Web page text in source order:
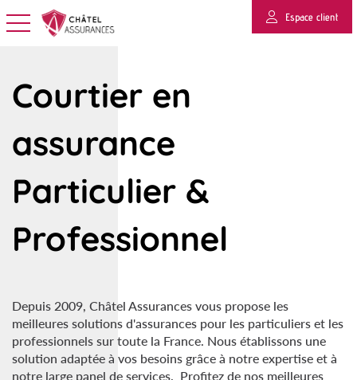
Espace client
Basculer la navigation
Courtier en
assurance
Particulier &
Professionnel
Depuis 2009, Châtel Assurances vous propose les
meilleures solutions d'assurances pour les particuliers et les
professionnels sur toute la France. Nous établissons une
solution adaptée à vos besoins grâce à notre expertise et à
notre large panel de services. Profitez de nos meilleures